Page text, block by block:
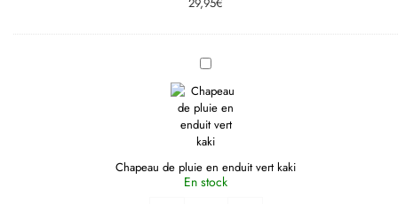
Chapeau
de
pluie
en
enduit
vert
kaki
Chapeau de pluie en enduit vert kaki
En stock